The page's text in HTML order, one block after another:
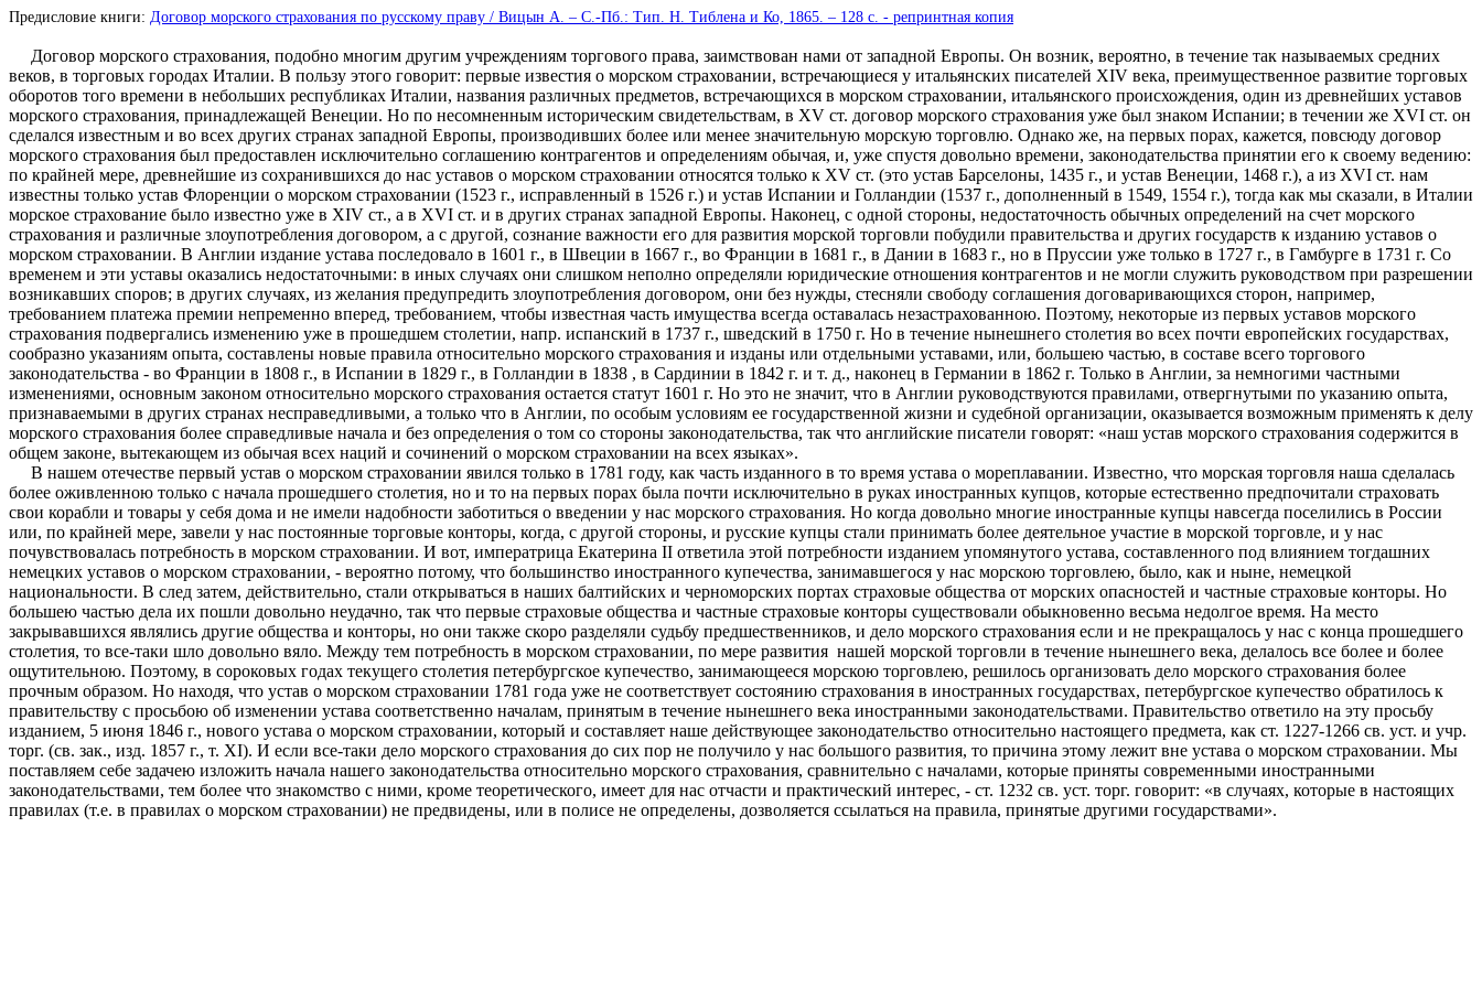
Предисловие книги: Договор морского страхования по русскому праву / Вицын А. – С.-Пб.: Тип. Н. Тиблена и Ко, 1865. – 128 с. - репринтная копия
Договор морского страхования, подобно многим другим учреждениям торгового права, заимствован нами от западной Европы. Он возник, вероятно, в течение так называемых средних
веков, в торговых городах Италии. В пользу этого говорит: первые известия о морском страховании, встречающиеся у итальянских писателей XIV века, преимущественное развитие торговых
оборотов того времени в небольших республиках Италии, названия различных предметов, встречающихся в морском страховании, итальянского происхождения, один из древнейших уставов
морского страхования, принадлежащей Венеции. Но по несомненным историческим свидетельствам, в XV ст. договор морского страхования уже был знаком Испании; в течении же XVI ст. он
сделался известным и во всех других странах западной Европы, производивших более или менее значительную морскую торговлю. Однако же, на первых порах, кажется, повсюду договор
морского страхования был предоставлен исключительно соглашению контрагентов и определениям обычая, и, уже спустя довольно времени, законодательства принятии его к своему ведению:
по крайней мере, древнейшие из сохранившихся до нас уставов о морском страховании относятся только к XV ст. (это устав Барселоны, 1435 г., и устав Венеции, 1468 г.), а из XVI ст. нам
известны только устав Флоренции о морском страховании (1523 г., исправленный в 1526 г.) и устав Испании и Голландии (1537 г., дополненный в 1549, 1554 г.), тогда как мы сказали, в Италии
морское страхование было известно уже в XIV ст., а в XVI ст. и в других странах западной Европы. Наконец, с одной стороны, недостаточность обычных определений на счет морского
страхования и различные злоупотребления договором, а с другой, сознание важности его для развития морской торговли побудили правительства и других государств к изданию уставов о
морском страховании. В Англии издание устава последовало в 1601 г., в Швеции в 1667 г., во Франции в 1681 г., в Дании в 1683 г., но в Пруссии уже только в 1727 г., в Гамбурге в 1731 г. Со
временем и эти уставы оказались недостаточными: в иных случаях они слишком неполно определяли юридические отношения контрагентов и не могли служить руководством при разрешении
возникавших споров; в других случаях, из желания предупредить злоупотребления договором, они без нужды, стесняли свободу соглашения договаривающихся сторон, например,
требованием платежа премии непременно вперед, требованием, чтобы известная часть имущества всегда оставалась незастрахованною. Поэтому, некоторые из первых уставов морского
страхования подвергались изменению уже в прошедшем столетии, напр. испанский в 1737 г., шведский в 1750 г. Но в течение нынешнего столетия во всех почти европейских государствах,
сообразно указаниям опыта, составлены новые правила относительно морского страхования и изданы или отдельными уставами, или, большею частью, в составе всего торгового
законодательства - во Франции в 1808 г., в Испании в 1829 г., в Голландии в 1838 , в Сардинии в 1842 г. и т. д., наконец в Германии в 1862 г. Только в Англии, за немногими частными
изменениями, основным законом относительно морского страхования остается статут 1601 г. Но это не значит, что в Англии руководствуются правилами, отвергнутыми по указанию опыта,
признаваемыми в других странах несправедливыми, а только что в Англии, по особым условиям ее государственной жизни и судебной организации, оказывается возможным применять к делу
морского страхования более справедливые начала и без определения о том со стороны законодательства, так что английские писатели говорят: «наш устав морского страхования содержится в
общем законе, вытекающем из обычая всех наций и сочинений о морском страховании на всех языках».
В нашем отечестве первый устав о морском страховании явился только в 1781 году, как часть изданного в то время устава о мореплавании. Известно, что морская торговля наша сделалась
более оживленною только с начала прошедшего столетия, но и то на первых порах была почти исключительно в руках иностранных купцов, которые естественно предпочитали страховать
свои корабли и товары у себя дома и не имели надобности заботиться о введении у нас морского страхования. Но когда довольно многие иностранные купцы навсегда поселились в России
или, по крайней мере, завели у нас постоянные торговые конторы, когда, с другой стороны, и русские купцы стали принимать более деятельное участие в морской торговле, и у нас
почувствовалась потребность в морском страховании. И вот, императрица Екатерина II ответила этой потребности изданием упомянутого устава, составленного под влиянием тогдашних
немецких уставов о морском страховании, - вероятно потому, что большинство иностранного купечества, занимавшегося у нас морскою торговлею, было, как и ныне, немецкой
национальности. В след затем, действительно, стали открываться в наших балтийских и черноморских портах страховые общества от морских опасностей и частные страховые конторы. Но
большею частью дела их пошли довольно неудачно, так что первые страховые общества и частные страховые конторы существовали обыкновенно весьма недолгое время. На место
закрывавшихся являлись другие общества и конторы, но они также скоро разделяли судьбу предшественников, и дело морского страхования если и не прекращалось у нас с конца прошедшего
столетия, то все-таки шло довольно вяло. Между тем потребность в морском страховании, по мере развития нашей морской торговли в течение нынешнего века, делалось все более и более
ощутительною. Поэтому, в сороковых годах текущего столетия петербургское купечество, занимающееся морскою торговлею, решилось организовать дело морского страхования более
прочным образом. Но находя, что устав о морском страховании 1781 года уже не соответствует состоянию страхования в иностранных государствах, петербургское купечество обратилось к
правительству с просьбою об изменении устава соответственно началам, принятым в течение нынешнего века иностранными законодательствами. Правительство ответило на эту просьбу
изданием, 5 июня 1846 г., нового устава о морском страховании, который и составляет наше действующее законодательство относительно настоящего предмета, как ст. 1227-1266 св. уст. и учр.
торг. (св. зак., изд. 1857 г., т. XI). И если все-таки дело морского страхования до сих пор не получило у нас большого развития, то причина этому лежит вне устава о морском страховании. Мы
поставляем себе задачею изложить начала нашего законодательства относительно морского страхования, сравнительно с началами, которые приняты современными иностранными
законодательствами, тем более что знакомство с ними, кроме теоретического, имеет для нас отчасти и практический интерес, - ст. 1232 св. уст. торг. говорит: «в случаях, которые в настоящих
правилах (т.е. в правилах о морском страховании) не предвидены, или в полисе не определены, дозволяется ссылаться на правила, принятые другими государствами».